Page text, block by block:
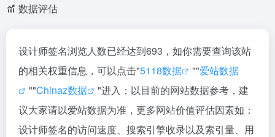
数据评估
设计师签名浏览人数已经达到693，如你需要查询该站
的相关权重信息，可以点击"5118数据 ""爱站数据
""Chinaz数据
"进入；以目前的网站数据参考，建
议大家请以爱站数据为准，更多网站价值评估因素如：
设计师签名的访问速度、搜索引擎收录以及索引量、用